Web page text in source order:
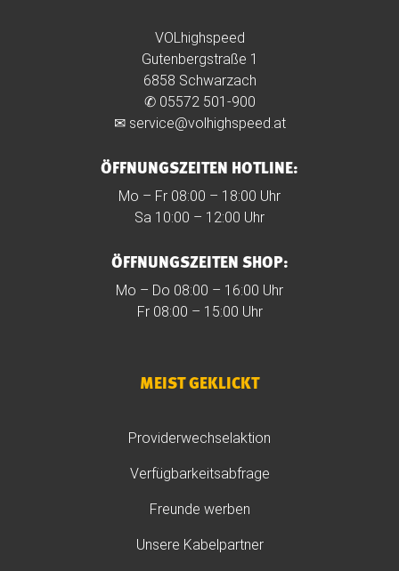
VOLhighspeed
Gutenbergstraße 1
6858 Schwarzach
✆ 05572 501-900
✉ service@volhighspeed.at
ÖFFNUNGSZEITEN HOTLINE:
Mo – Fr 08:00 – 18:00 Uhr
Sa 10:00 – 12:00 Uhr
ÖFFNUNGSZEITEN SHOP:
Mo – Do 08:00 – 16:00 Uhr
Fr 08:00 – 15:00 Uhr
MEIST GEKLICKT
Providerwechselaktion
Verfügbarkeitsabfrage
Freunde werben
Unsere Kabelpartner